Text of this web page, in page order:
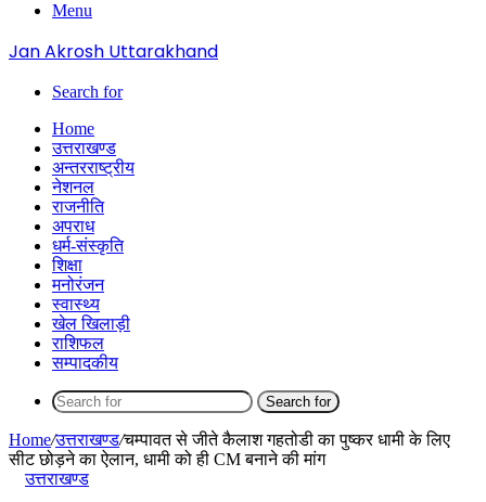
Menu
Jan Akrosh Uttarakhand
Search for
Home
उत्तराखण्ड
अन्तरराष्ट्रीय
नेशनल
राजनीति
अपराध
धर्म-संस्कृति
शिक्षा
मनोरंजन
स्वास्थ्य
खेल खिलाड़ी
राशिफल
सम्पादकीय
Search for
Home/उत्तराखण्ड/चम्पावत से जीते कैलाश गहतोडी का पुष्कर धामी के लिए
सीट छोड़ने का ऐलान, धामी को ही CM बनाने की मांग
उत्तराखण्ड